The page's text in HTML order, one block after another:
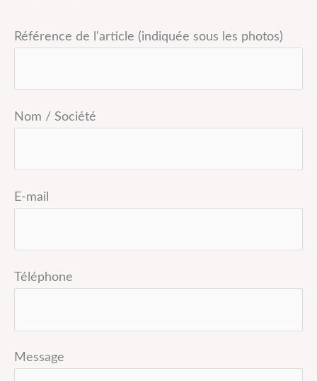
Référence de l'article (indiquée sous les photos)
Nom / Société
E-mail
Téléphone
Message